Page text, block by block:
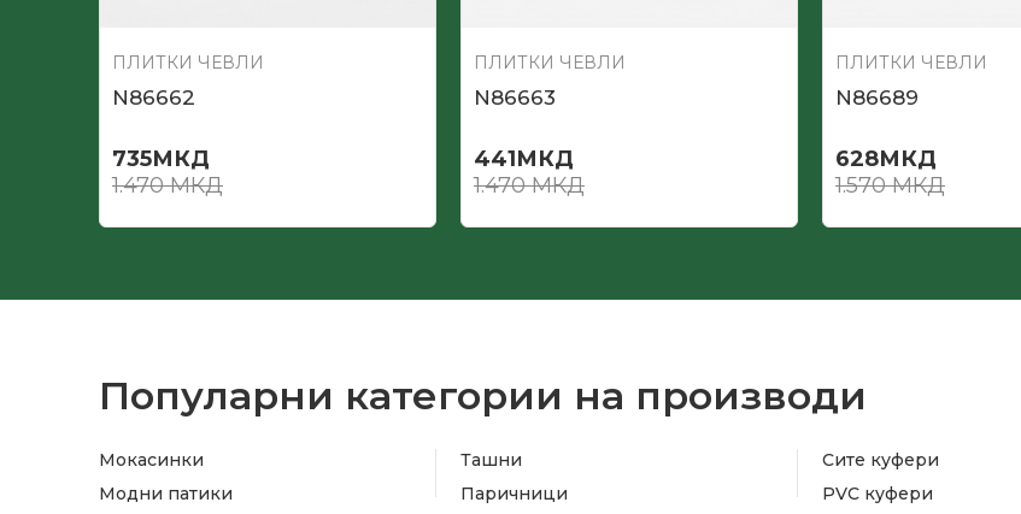
ПЛИТКИ ЧЕВЛИ
N86662
735МКД
1.470МКД
ПЛИТКИ ЧЕВЛИ
N86663
441МКД
1.470МКД
ПЛИТКИ ЧЕВЛИ
N86689
628МКД
1.570МКД
Популарни категории на производи
Мокасинки
Модни патики
Ташни
Паричници
Сите куфери
PVC куфери